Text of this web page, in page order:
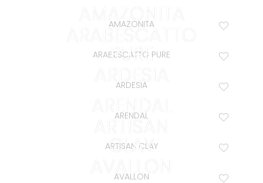
AMAZONITA
AMAZONITA
ARABESCATTO
PURE
ARABESCATTO PURE
ARDESIA
ARDESIA
ARENDAL
ARENDAL
ARTISAN
CLAY
ARTISAN CLAY
AVALLON
AVALLON